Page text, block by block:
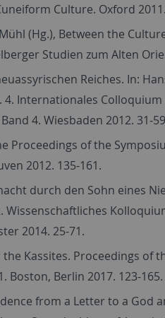
Culture. Oxford
(Hg.), Between the
Studien zum Alten
Reiches. In:
Internationales
4. Wiesbaden 2012. 31-
Proceedings of the
2012. 135-161.
durch den Sohn eines
2014. 25-71.
Kassites. Proceedings of
Boston, Berlin 2017. 123-165.
from a Letter to a God